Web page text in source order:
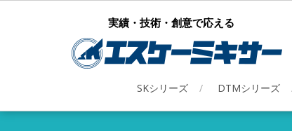
実績・技術・創意で応える
SKシリーズ DTMシリーズ